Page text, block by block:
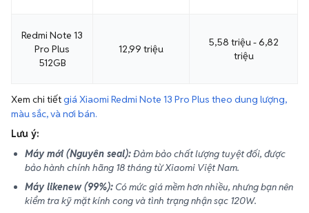
Redmi Note 13
Pro Plus
512GB
12,99 triệu
5,58 triệu - 6,82
triệu
Xem chi tiếtgiá Xiaomi Redmi Note 13 Pro Plus theo dung lượng,
màu sắc, và nơi bán.
Lưu ý:
Máy mới (Nguyên seal):Đảm bảo chất lượng tuyệt đối, được
bảo hành chính hãng 18 tháng từ Xiaomi Việt Nam.
Máy likenew (99%): Có mức giá mềm hơn nhiều, nhưng bạn nên
kiểm tra kỹ mặt kính cong và tình trạng nhận sạc 120W.